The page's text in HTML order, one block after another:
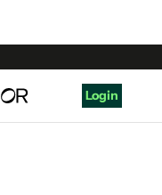
Login